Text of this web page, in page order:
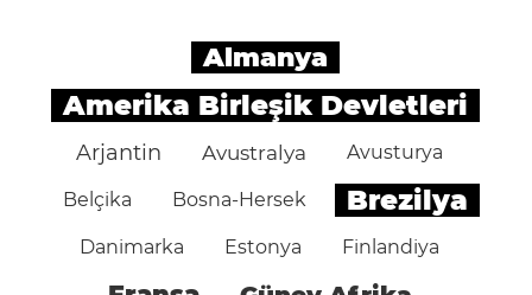
Almanya
Amerika Birleşik Devletleri
Arjantin Avustralya Avusturya
Belçika Bosna-Hersek Brezilya
Danimarka Estonya Finlandiya